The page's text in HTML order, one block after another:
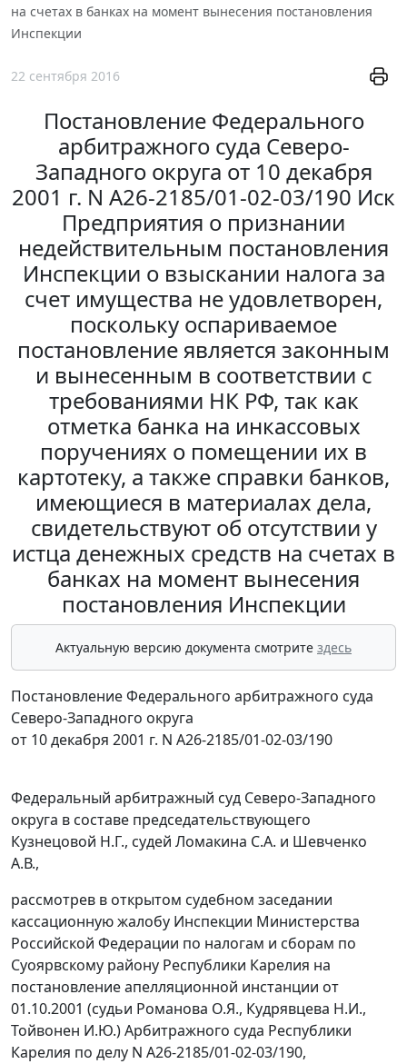
на счетах в банках на момент вынесения постановления
Инспекции
22 сентября 2016
Постановление Федерального
арбитражного суда Северо-
Западного округа от 10 декабря
2001 г. N А26-2185/01-02-03/190 Иск
Предприятия о признании
недействительным постановления
Инспекции о взыскании налога за
счет имущества не удовлетворен,
поскольку оспариваемое
постановление является законным
и вынесенным в соответствии с
требованиями НК РФ, так как
отметка банка на инкассовых
поручениях о помещении их в
картотеку, а также справки банков,
имеющиеся в материалах дела,
свидетельствуют об отсутствии у
истца денежных средств на счетах в
банках на момент вынесения
постановления Инспекции
Актуальную версию документа смотрите здесь
Постановление Федерального арбитражного суда
Северо-Западного округа
от 10 декабря 2001 г. N А26-2185/01-02-03/190
Федеральный арбитражный суд Северо-Западного
округа в составе председательствующего
Кузнецовой Н.Г., судей Ломакина С.А. и Шевченко
А.В.,
рассмотрев в открытом судебном заседании
кассационную жалобу Инспекции Министерства
Российской Федерации по налогам и сборам по
Суоярвскому району Республики Карелия на
постановление апелляционной инстанции от
01.10.2001 (судьи Романова О.Я., Кудрявцева Н.И.,
Тойвонен И.Ю.) Арбитражного суда Республики
Карелия по делу N А26-2185/01-02-03/190,